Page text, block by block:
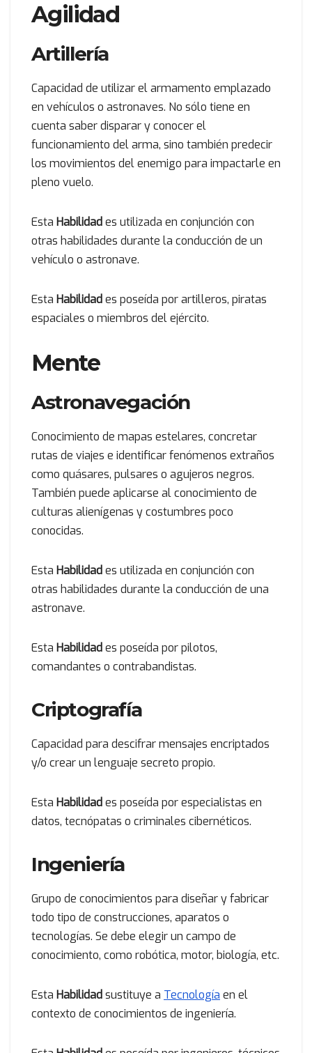
Agilidad
Artillería
Capacidad de utilizar el armamento emplazado
en vehículos o astronaves. No sólo tiene en
cuenta saber disparar y conocer el
funcionamiento del arma, sino también predecir
los movimientos del enemigo para impactarle en
pleno vuelo.
Esta Habilidad es utilizada en conjunción con
otras habilidades durante la conducción de un
vehículo o astronave.
Esta Habilidad es poseída por artilleros, piratas
espaciales o miembros del ejército.
Mente
Astronavegación
Conocimiento de mapas estelares, concretar
rutas de viajes e identificar fenómenos extraños
como quásares, pulsares o agujeros negros.
También puede aplicarse al conocimiento de
culturas alienígenas y costumbres poco
conocidas.
Esta Habilidad es utilizada en conjunción con
otras habilidades durante la conducción de una
astronave.
Esta Habilidad es poseída por pilotos,
comandantes o contrabandistas.
Criptografía
Capacidad para descifrar mensajes encriptados
y/o crear un lenguaje secreto propio.
Esta Habilidades poseída por especialistas en
datos, tecnópatas o criminales cibernéticos.
Ingeniería
Grupo de conocimientos para diseñar y fabricar
todo tipo de construcciones, aparatos o
tecnologías. Se debe elegir un campo de
conocimiento, como robótica, motor, biología, etc.
Esta Habilidadsustituye a Tecnología en el
contexto de conocimientos de ingeniería.